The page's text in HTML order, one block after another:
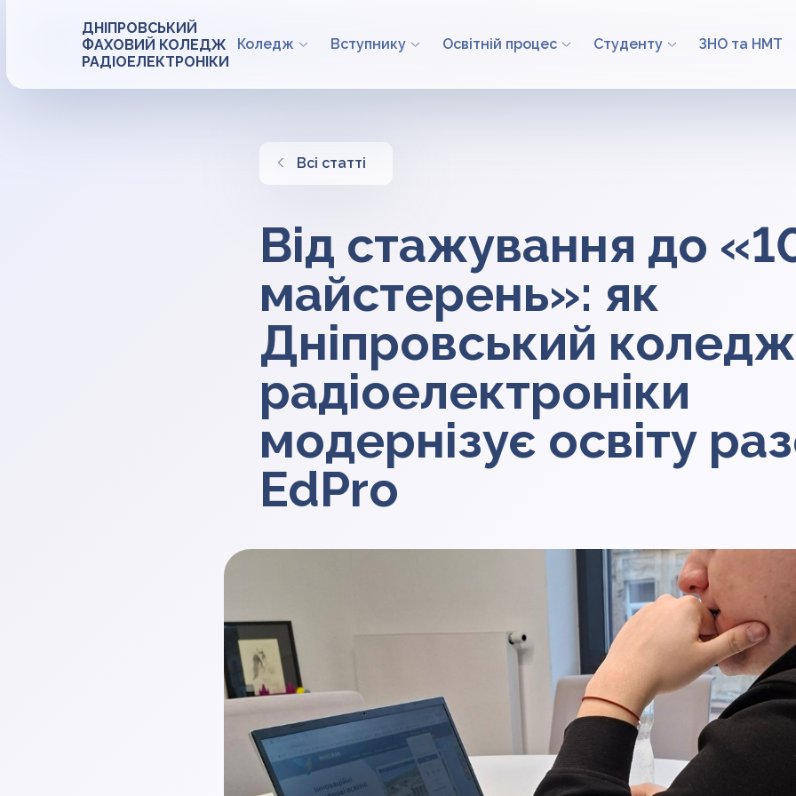
ДНІПРОВСЬКИЙ
ФАХОВИЙ КОЛЕДЖ
РАДІОЕЛЕКТРОНІКИ
Коледж Вступнику Освітній процес Студенту ЗНО та НМТ
Всі статті
Від стажування до
майстерень»: як
Дніпровський коледж
радіоелектроніки
модернізує освіту
EdPro